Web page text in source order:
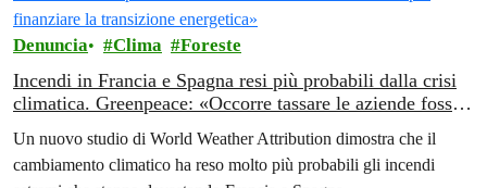
Denuncia Clima Foreste
Incendi in Francia e Spagna resi più probabili dalla crisi
climatica. Greenpeace: «Occorre tassare le aziende fossili
Un nuovo studio di World Weather Attribution dimostra che il
cambiamento climatico ha reso molto più probabili gli incendi